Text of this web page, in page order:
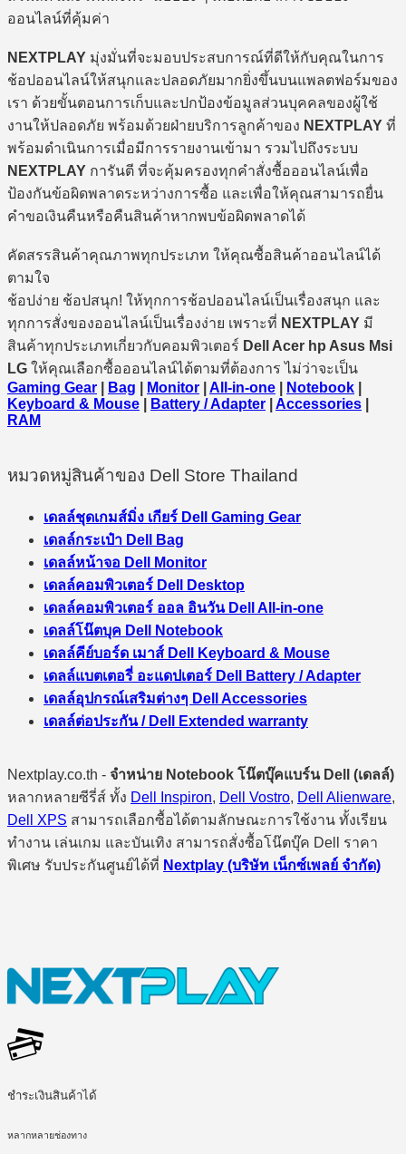
ออนไลน์ที่คุ้มค่า
NEXTPLAY มุ่งมั่นที่จะมอบประสบการณ์ที่ดีให้กับคุณในการ
ช้อปออนไลน์ให้สนุกและปลอดภัยมากยิ่งขึ้นบนแพลตฟอร์มของ
เรา ด้วยขั้นตอนการเก็บและปกป้องข้อมูลส่วนบุคคลของผู้ใช้
งานให้ปลอดภัย พร้อมด้วยฝ่ายบริการลูกค้าของ NEXTPLAY ที่
พร้อมดำเนินการเมื่อมีการรายงานเข้ามา รวมไปถึงระบบ
NEXTPLAY การันตี ที่จะคุ้มครองทุกคำสั่งซื้อออนไลน์เพื่อ
ป้องกันข้อผิดพลาดระหว่างการซื้อ และเพื่อให้คุณสามารถยื่น
คำขอเงินคืนหรือคืนสินค้าหากพบข้อผิดพลาดได้
คัดสรรสินค้าคุณภาพทุกประเภท ให้คุณซื้อสินค้าออนไลน์ได้
ตามใจ
ช้อปง่าย ช้อปสนุก! ให้ทุกการช้อปออนไลน์เป็นเรื่องสนุก และ
ทุกการสั่งของออนไลน์เป็นเรื่องง่าย เพราะที่ NEXTPLAY มี
สินค้าทุกประเภทเกี่ยวกับคอมพิวเตอร์ Dell Acer hp Asus Msi
LG ให้คุณเลือกซื้อออนไลน์ได้ตามที่ต้องการ ไม่ว่าจะเป็น
Gaming Gear
Bag Monitor All-in-one Notebook
Keyboard & Mouse
Battery / Adapter Accessories
RAM
หมวดหมู่สินค้าของ Dell Store Thailand
เดลล์ชุดเกมส์มิ่ง เกียร์ Dell Gaming Gear
เดลล์กระเป๋า Dell Bag
เดลล์หน้าจอ Dell Monitor
เดลล์คอมพิวเตอร์ Dell Desktop
เดลล์คอมพิวเตอร์ ออล อินวัน Dell All-in-one
เดลล์โน๊ตบุค Dell Notebook
เดลล์คีย์บอร์ด เมาส์ Dell Keyboard & Mouse
เดลล์แบตเตอรี่ อะแดปเตอร์ Dell Battery / Adapter
เดลล์อุปกรณ์เสริมต่างๆ Dell Accessories
เดลล์ต่อประกัน / Dell Extended warranty
Nextplay.co.th - จำหน่าย Notebook โน๊ตบุ๊คแบร์น Dell (เดลล์)
หลากหลายซีรี่ส์ ทั้ง Dell Inspiron, Dell Vostro, Dell Alienware,
Dell XPS สามารถเลือกซื้อได้ตามลักษณะการใช้งาน ทั้งเรียน
ทำงาน เล่นเกม และบันเทิง สามารถสั่งซื้อโน๊ตบุ๊ค Dell ราคา
พิเศษ รับประกันศูนย์ได้ที่ Nextplay (บริษัท เน็กซ์เพลย์ จำกัด)
ชำระเงินสินค้าได้
หลากหลายช่องทาง